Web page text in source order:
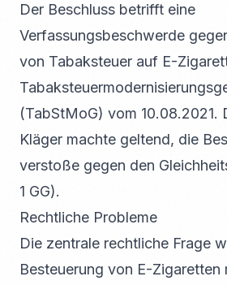
Der Beschluss betrifft eine
Verfassungsbeschwerde
von Tabaksteuer auf E-
(TabStMoG) vom 10.08.2021.
Kläger machte geltend, die
verstoße gegen den
1 GG).
Rechtliche Probleme
Die zentrale rechtliche Frage
Besteuerung von E-Zigaretten